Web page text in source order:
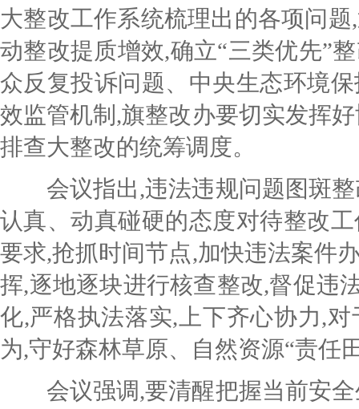
大整改工作系统梳理出的各项问
动整改提质增效,确立“三类优先”
众反复投诉问题、中央生态环境
效监管机制,旗整改办要切实发挥
排查大整改的统筹调度。
会议指出,违法违规问题图斑整
认真、动真碰硬的态度对待整改
要求,抢抓时间节点,加快违法案件
挥,逐地逐块进行核查整改,督促违
化,严格执法落实,上下齐心协力,
为,守好森林草原、自然资源“责任
会议强调,要清醒把握当前安全